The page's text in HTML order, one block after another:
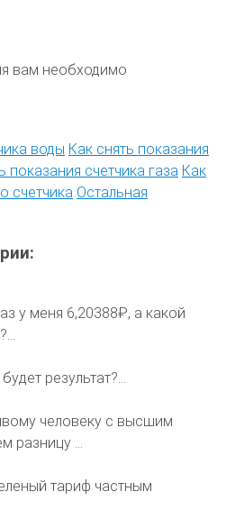
вам необходимо
воды Как снять показания
показания счетчика газа Как
счетчика Остальная
у меня 6,20388₽, а какой
результат?...
человеку с высшим
разницу ...
тариф частным